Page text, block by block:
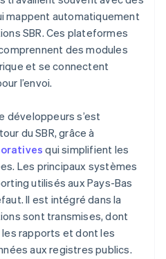
mappent automatiquement
SBR. Ces plateformes
des modules
et se connectent
l’envoi.
développeurs s’est
du SBR, grâce à
qui simplifient les
Les principaux systèmes
utilisés aux Pays-Bas
Il est intégré dans la
sont transmises, dont
rapports et dont les
aux registres publics.